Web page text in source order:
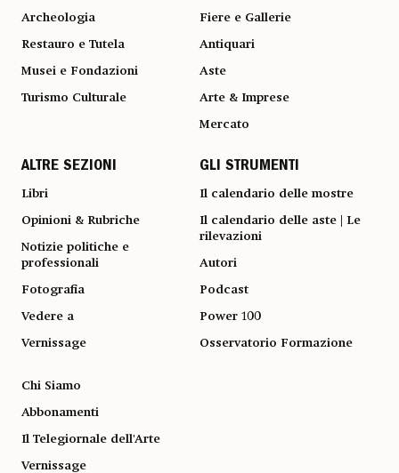
Archeologia
Restauro e Tutela
Musei e Fondazioni
Turismo Culturale
Fiere e Gallerie
Antiquari
Aste
Arte & Imprese
Mercato
ALTRE SEZIONI
Libri
Opinioni & Rubriche
Notizie politiche e
professionali
Fotografia
Vedere a
Vernissage
GLI STRUMENTI
Il calendario delle mostre
Il calendario delle aste | Le
rilevazioni
Autori
Podcast
Power 100
Osservatorio Formazione
Chi Siamo
Abbonamenti
Il Telegiornale dell'Arte
Vernissage